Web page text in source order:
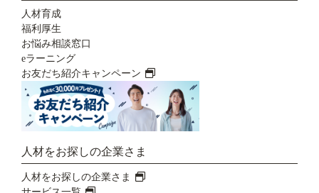
人材育成
福利厚生
お悩み相談窓口
eラーニング
お友だち紹介キャンペーン
人材をお探しの企業さま
人材をお探しの企業さま